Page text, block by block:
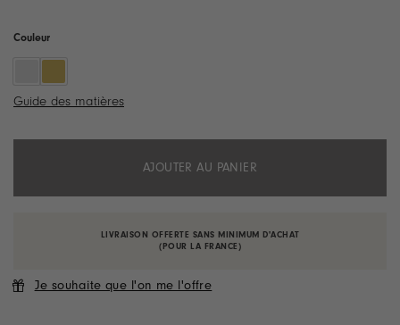
Couleur
Guide des matières
AJOUTER AU PANIER
LIVRAISON OFFERTE SANS MINIMUM D'ACHAT
(POUR LA FRANCE)
Je souhaite que l'on me l'offre